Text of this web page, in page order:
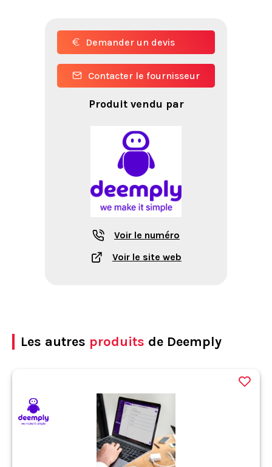
Demander un devis
Contacter le fournisseur
Produit vendu par
Voir le numéro
Voir le site web
Les autres produits de Deemply